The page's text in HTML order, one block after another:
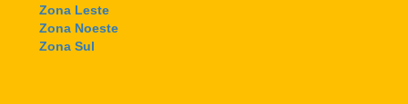
Zona Leste
Zona Noeste
Zona Sul